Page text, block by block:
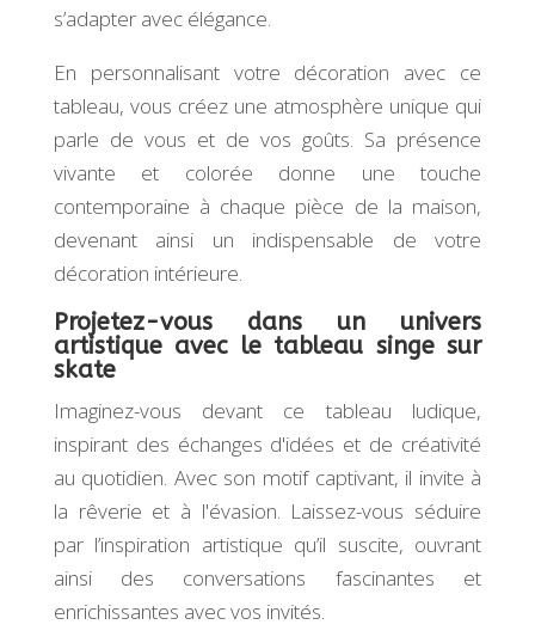
s’adapter avec élégance.
En personnalisant votre décoration avec ce
tableau, vous créez une atmosphère unique qui
parle de vous et de vos goûts. Sa présence
vivante et colorée donne une touche
contemporaine à chaque pièce de la maison,
devenant ainsi un indispensable de votre
décoration intérieure.
Projetez-vous dans un univers
artistique avec le tableau singe sur
skate
Imaginez-vous devant ce tableau ludique,
inspirant des échanges d'idées et de créativité
au quotidien. Avec son motif captivant, il invite à
la rêverie et à l'évasion. Laissez-vous séduire
par l’inspiration artistique qu’il suscite, ouvrant
ainsi des conversations fascinantes et
enrichissantes avec vos invités.